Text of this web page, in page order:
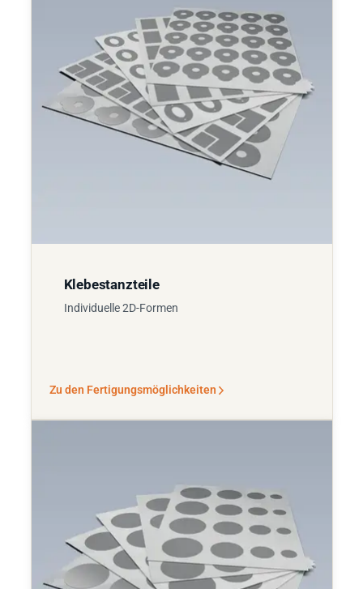
Klebestanzteile
Individuelle 2D-Formen
Zu den Fertigungsmöglichkeiten